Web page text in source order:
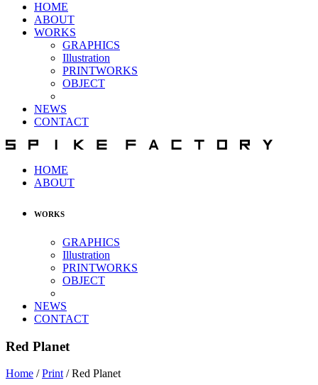
HOME
ABOUT
WORKS
GRAPHICS
Illustration
PRINTWORKS
OBJECT
NEWS
CONTACT
HOME
ABOUT
WORKS
GRAPHICS
Illustration
PRINTWORKS
OBJECT
NEWS
CONTACT
Red Planet
Home /Print /Red Planet